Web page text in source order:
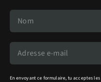
En envoyant ce formulaire, tu acceptes les